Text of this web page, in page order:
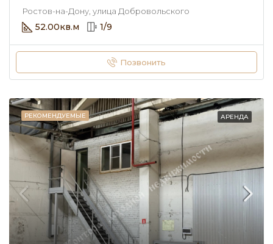
Ростов-на-Дону, улица Добровольского
52.00кв.м 1/9
Позвонить
РЕКОМЕНДУЕМЫЕ АРЕНДА